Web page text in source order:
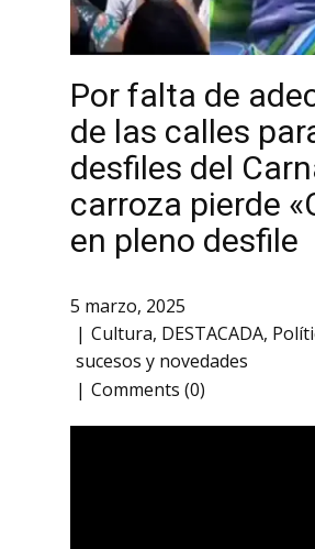
Por falta de
de las calles
desfiles del
carroza pierde
en pleno desfile
5 marzo, 2025
Cultura, DESTACADA,
sucesos y novedades
Comments (0)